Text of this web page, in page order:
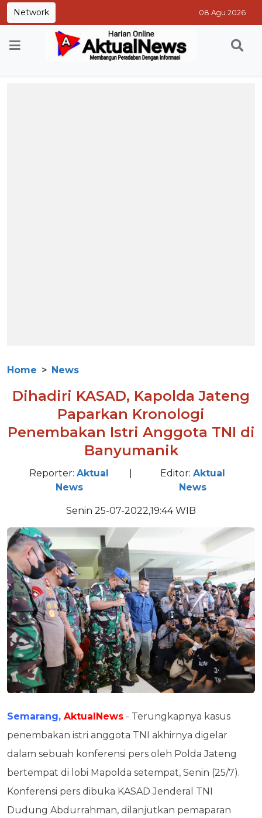
Network 08 Agu 2026
Home News
Dihadiri KASAD, Kapolda Jateng
Paparkan Kronologi
Penembakan Istri Anggota TNI di
Banyumanik
Reporter: Aktual
News
Editor:Aktual
News
Senin 25-07-2022,19:44 WIB
Semarang, AktualNews - Terungkapnya kasus
penembakan istri anggota TNI akhirnya digelar
dalam sebuah konferensi pers oleh Polda Jateng
bertempat di lobi Mapolda setempat, Senin (25/7).
Konferensi pers dibuka KASAD Jenderal TNI
Dudung Abdurrahman, dilanjutkan pemaparan